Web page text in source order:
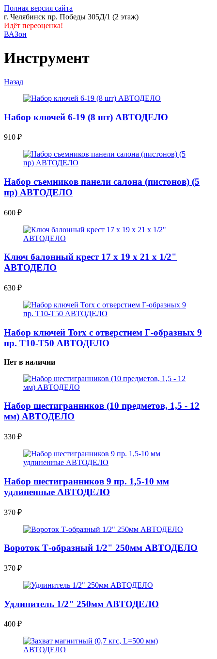
Полная версия сайта
г. Челябинск пр. Победы 305Д/1 (2 этаж)
Идёт переоценка!
ВАЗон
Инструмент
Назад
Набор ключей 6-19 (8 шт) АВТОДЕЛО
910 ₽
Набор съемников панели салона (пистонов) (5
пр) АВТОДЕЛО
600 ₽
Ключ балонный крест 17 x 19 x 21 x 1/2"
АВТОДЕЛО
630 ₽
Набор ключей Torx с отверстием Г-образных 9
пр. Т10-Т50 АВТОДЕЛО
Нет в наличии
Набор шестигранников (10 предметов, 1,5 - 12
мм) АВТОДЕЛО
330 ₽
Набор шестигранников 9 пр. 1,5-10 мм
удлиненные АВТОДЕЛО
370 ₽
Вороток Т-образный 1/2" 250мм АВТОДЕЛО
370 ₽
Удлинитель 1/2" 250мм АВТОДЕЛО
400 ₽